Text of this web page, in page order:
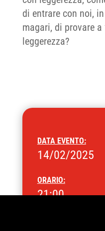
di entrare con noi,
magari, di provare
leggerezza?
DATA EVENTO:
14/02/2025
ORARIO:
21:00